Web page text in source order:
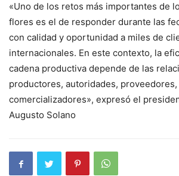
«Uno de los retos más importantes de
flores es el de responder durante las
con calidad y oportunidad a miles de
internacionales. En este contexto, la
cadena productiva depende de las
productores, autoridades,
comercializadores», expresó el
Augusto Solano